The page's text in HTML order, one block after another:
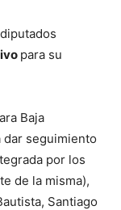
para su
Baja
dar seguimiento
por los
de la misma),
Santiago